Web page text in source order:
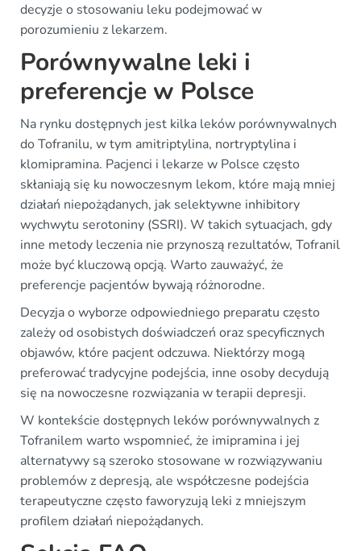
decyzje o stosowaniu leku podejmować w
porozumieniu z lekarzem.
Porównywalne leki i
preferencje w Polsce
Na rynku dostępnych jest kilka leków porównywalnych
do Tofranilu, w tym amitriptylina, nortryptylina i
klomipramina. Pacjenci i lekarze w Polsce często
skłaniają się ku nowoczesnym lekom, które mają mniej
działań niepożądanych, jak selektywne inhibitory
wychwytu serotoniny (SSRI). W takich sytuacjach, gdy
inne metody leczenia nie przynoszą rezultatów, Tofranil
może być kluczową opcją. Warto zauważyć, że
preferencje pacjentów bywają różnorodne.
Decyzja o wyborze odpowiedniego preparatu często
zależy od osobistych doświadczeń oraz specyficznych
objawów, które pacjent odczuwa. Niektórzy mogą
preferować tradycyjne podejścia, inne osoby decydują
się na nowoczesne rozwiązania w terapii depresji.
W kontekście dostępnych leków porównywalnych z
Tofranilem warto wspomnieć, że imipramina i jej
alternatywy są szeroko stosowane w rozwiązywaniu
problemów z depresją, ale współczesne podejścia
terapeutyczne często faworyzują leki z mniejszym
profilem działań niepożądanych.